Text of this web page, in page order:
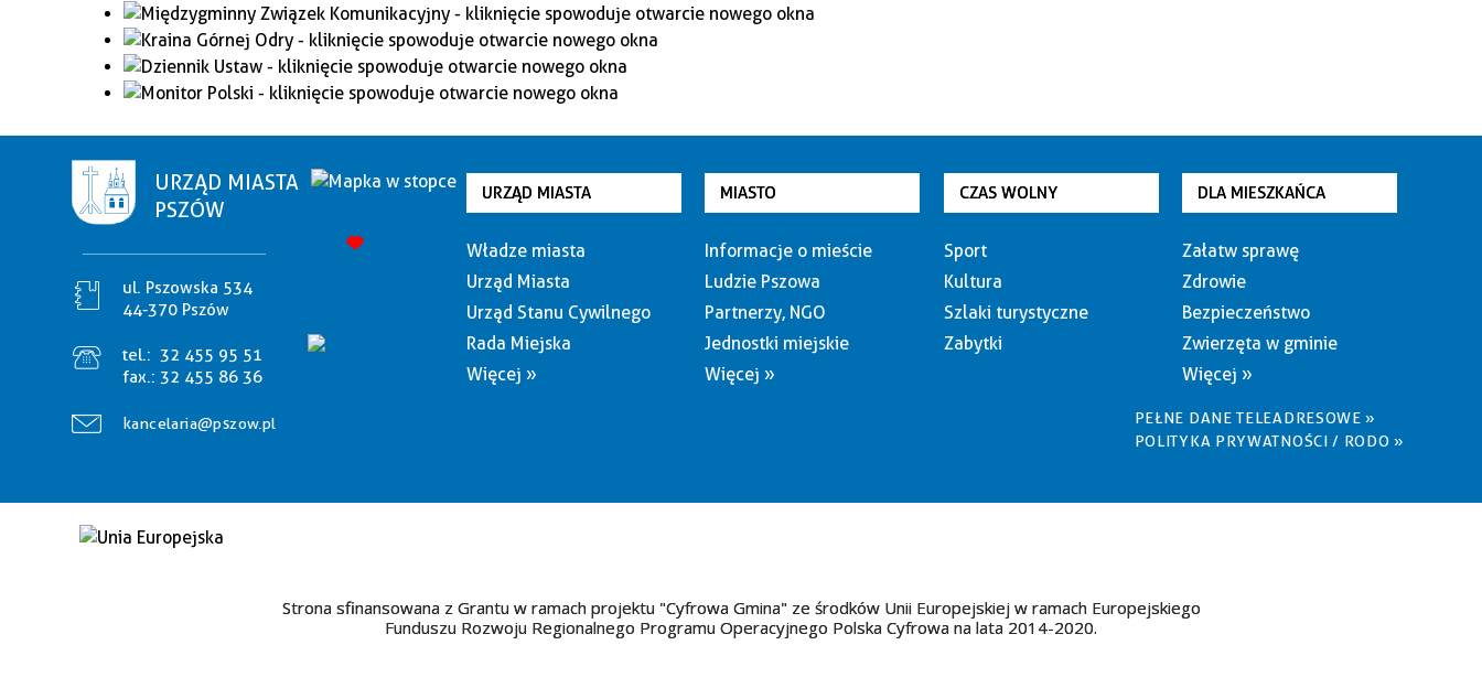
URZĄD MIASTA
PSZÓW
ul. Pszowska 534
44-370 Pszów
tel.: 32 455 95 51
fax.: 32 455 86 36
kancelaria@pszow.pl
URZĄD MIASTA
Władze miasta
Urząd Miasta
Urząd Stanu Cywilnego
Rada Miejska
Więcej »
MIASTO
Informacje o mieście
Ludzie Pszowa
Partnerzy, NGO
Jednostki miejskie
Więcej »
CZAS WOLNY
Sport
Kultura
Szlaki turystyczne
Zabytki
DLA MIESZKAŃCA
Załatw sprawę
Zdrowie
Bezpieczeństwo
Zwierzęta w gminie
Więcej »
PEŁNE DANE TELEADRESOWE »
POLITYKA PRYWATNOŚCI / RODO »
Strona sfinansowana z Grantu w ramach projektu "Cyfrowa Gmina" ze środków Unii Europejskiej w ramach Europejskiego
Funduszu Rozwoju Regionalnego Programu Operacyjnego Polska Cyfrowa na lata 2014-2020.